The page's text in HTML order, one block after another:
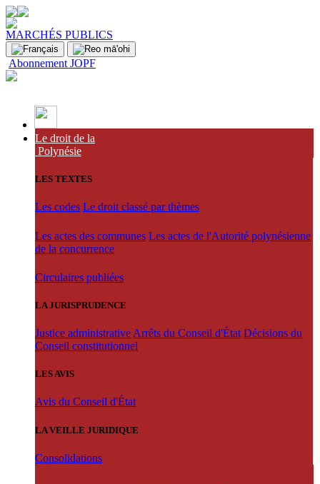
MARCHÉS PUBLICS
Abonnement JOPF
Le droit de la
Polynésie
LES TEXTES
Les codes Le droit classé par thèmes
Les actes des communes Les actes de l'Autorité polynésienne
de la concurrence
Circulaires publiées
LA JURISPRUDENCE
Justice administrative Arrêts du Conseil d'État Décisions du
Conseil constitutionnel
LES AVIS
Avis du Conseil d'État
LA VEILLE JURIDIQUE
Consolidations